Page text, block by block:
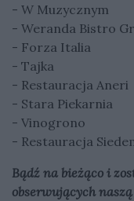
- W Muzycznym
- Weranda Bistro
- Forza Italia
- Tajka
- Restauracja Aneri
- Stara Piekarnia
- Vinogrono
- Restauracja
Bądź na bieżąco i
obserwujących